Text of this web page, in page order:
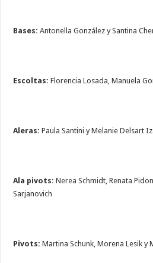
Bases: Antonella González y Santina
Escoltas: Florencia Losada, Manuela
Aleras: Paula Santini y Melanie Delsart
Ala pivots: Nerea Schmidt, Renata
Sarjanovich
Pivots: Martina Schunk, Morena Lesik y